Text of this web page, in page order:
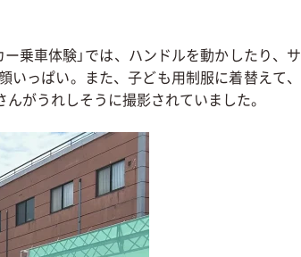
乗車体験」では、ハンドルを動かしたり、サ
っぱい。また、子ども用制服に着替えて、
がうれしそうに撮影されていました。